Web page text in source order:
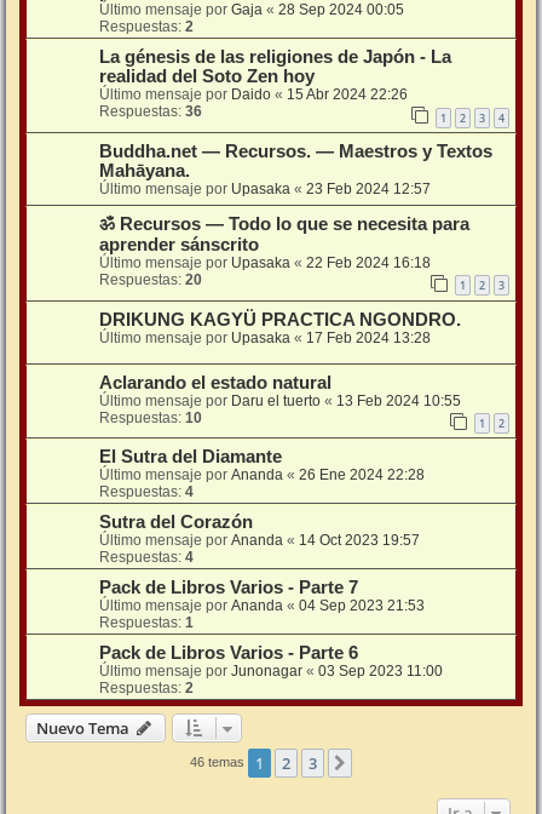
Último mensaje por Gaja « 28 Sep 2024 00:05
Respuestas: 2
La génesis de las religiones de Japón - La
realidad del Soto Zen hoy
Último mensaje por Daido « 15 Abr 2024 22:26
Respuestas: 36 1 2 3 4
Buddha.net — Recursos. — Maestros y Textos
Mahāyana.
Último mensaje por Upasaka « 23 Feb 2024 12:57
ॐ Recursos — Todo lo que se necesita para
aprender sánscrito
Último mensaje por Upasaka « 22 Feb 2024 16:18
Respuestas: 20 1 2 3
DRIKUNG KAGYÜ PRACTICA NGONDRO.
Último mensaje por Upasaka « 17 Feb 2024 13:28
Aclarando el estado natural
Último mensaje por Daru el tuerto « 13 Feb 2024 10:55
Respuestas: 10 1 2
El Sutra del Diamante
Último mensaje por Ananda « 26 Ene 2024 22:28
Respuestas: 4
Sutra del Corazón
Último mensaje por Ananda « 14 Oct 2023 19:57
Respuestas: 4
Pack de Libros Varios - Parte 7
Último mensaje por Ananda « 04 Sep 2023 21:53
Respuestas: 1
Pack de Libros Varios - Parte 6
Último mensaje por Junonagar « 03 Sep 2023 11:00
Respuestas: 2
Nuevo Tema
46 temas 1 2 3